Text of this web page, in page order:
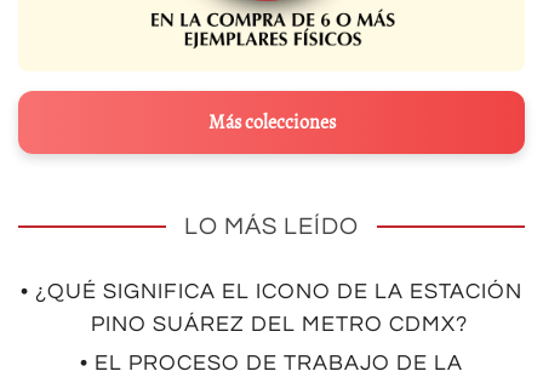
Más colecciones
LO MÁS LEÍDO
• ¿QUÉ SIGNIFICA EL ICONO DE LA ESTACIÓN
PINO SUÁREZ DEL METRO CDMX?
• EL PROCESO DE TRABAJO DE LA